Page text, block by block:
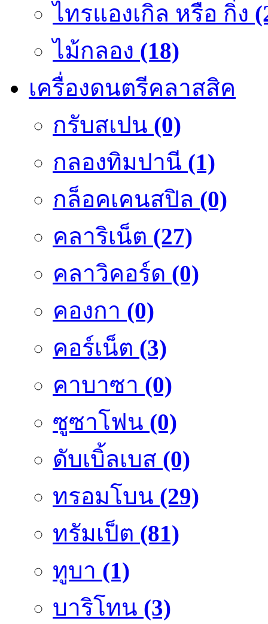
ไทรแองเกิล หรือ กิ๋ง
ไม้กลอง (18)
เครื่องดนตรีคลาสสิค
กรับสเปน (0)
กลองทิมปานี (1)
กล็อคเคนสปิล (0)
คลาริเน็ต (27)
คลาวิคอร์ด (0)
คองกา (0)
คอร์เน็ต (3)
คาบาซา (0)
ซูซาโฟน (0)
ดับเบิ้ลเบส (0)
ทรอมโบน (29)
ทรัมเป็ต (81)
ทูบา (1)
บาริโทน (3)